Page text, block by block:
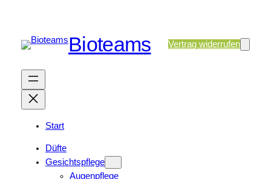
Bioteams Vertrag widerrufen
Start
Düfte
Gesichtspflege
Augenpflege